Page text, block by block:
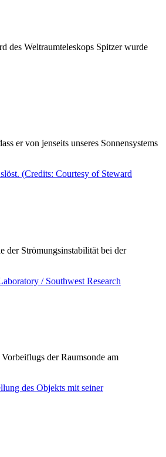
des Weltraumteleskops Spitzer wurde
er von jenseits unseres Sonnensystems
der Strömungsinstabilität bei der
der Raumsonde am